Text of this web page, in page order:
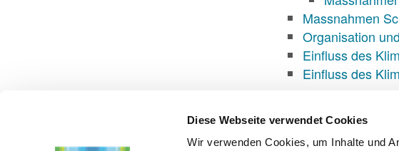
Diese Webseite verwendet Cookies
Wir verwenden Cookies, um Inhalte und
Massnahmen
Organisation
Einfluss des
Einfluss des